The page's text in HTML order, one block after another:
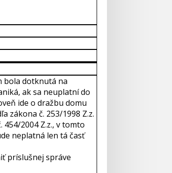
bola dotknutá na
ak sa neuplatní do
ide o dražbu domu
zákona č. 253/1998 Z.z.
2004 Z.z., v tomto
neplatná len tá časť
príslušnej správe